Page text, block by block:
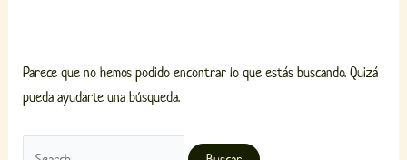
Parece que no hemos podido encontrar lo que estás buscando. Quizá
pueda ayudarte una búsqueda.